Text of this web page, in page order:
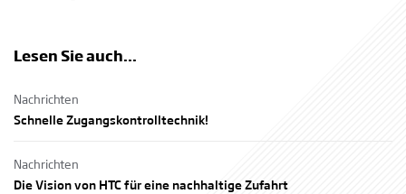
Lesen Sie auch...
Nachrichten
Schnelle Zugangskontrolltechnik!
Nachrichten
Die Vision von HTC für eine nachhaltige Zufahrt